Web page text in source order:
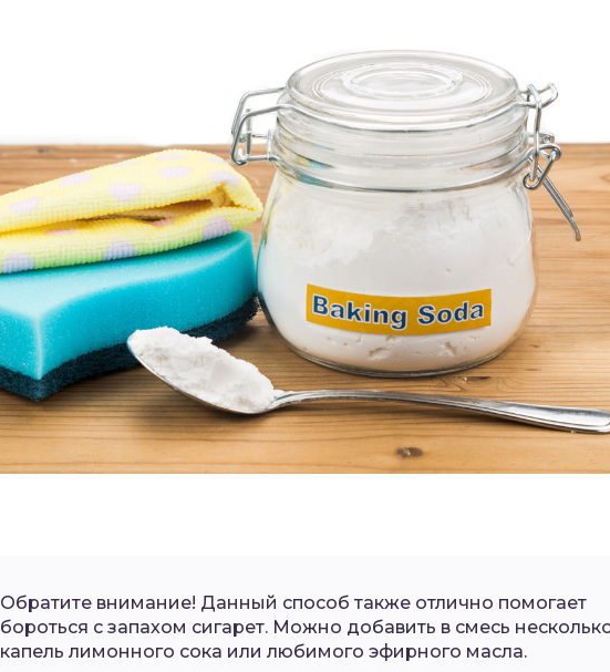
Обратите внимание! Данный способ также отлично помогает
бороться с запахом сигарет. Можно добавить в смесь
капель лимонного сока или любимого эфирного масла.